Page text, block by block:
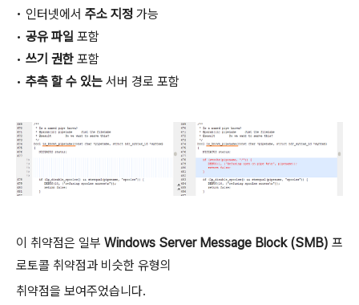
• 인터넷에서 주소 지정 가능
• 공유 파일 포함
• 쓰기 권한 포함
• 추측 할 수 있는 서버 경로 포함
이 취약점은 일부 Windows Server Message Block (SMB) 프
로토콜 취약점과 비슷한 유형의
취약점을 보여주었습니다.